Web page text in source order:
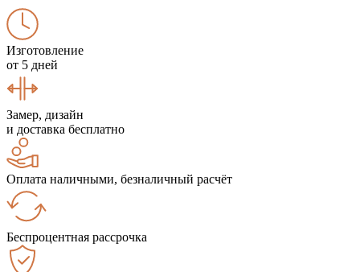
Изготовление
от 5 дней
Замер, дизайн
и доставка бесплатно
Оплата наличными, безналичный расчёт
Беспроцентная рассрочка